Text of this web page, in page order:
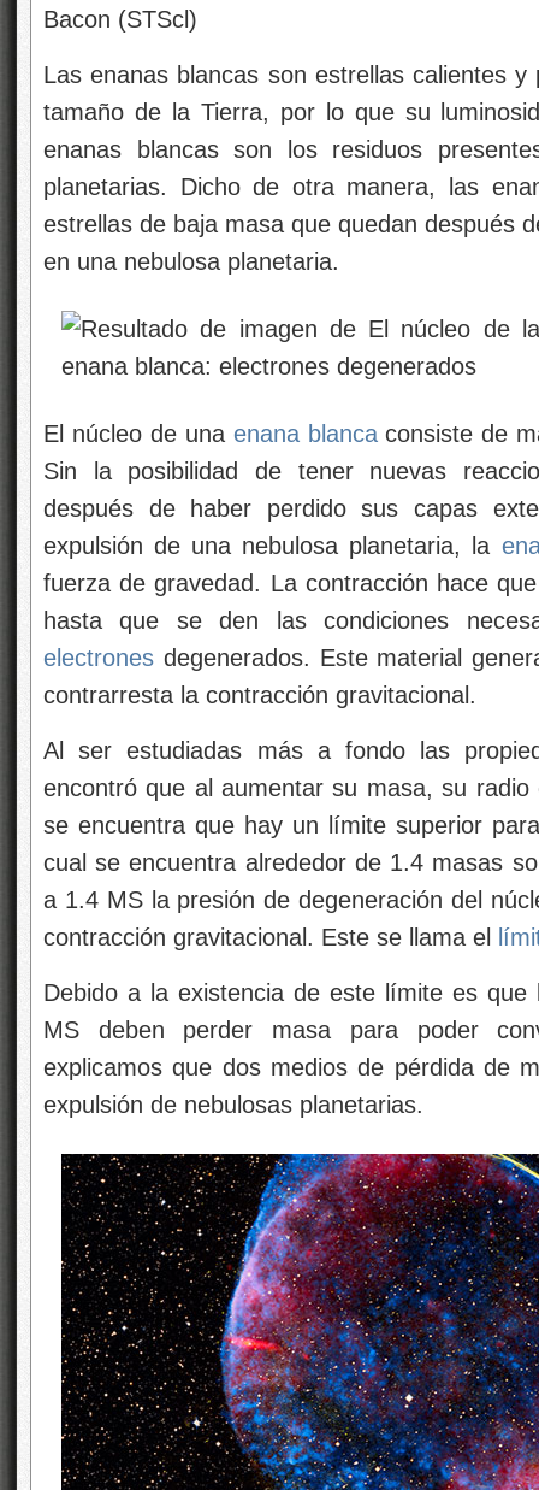
Bacon (STScl)
Las enanas blancas son estrellas calientes
tamaño de la Tierra, por lo que su
enanas blancas son los residuos
planetarias. Dicho de otra manera, las
estrellas de baja masa que quedan después
en una nebulosa planetaria.
El núcleo de una enana blancaconsiste de
Sin la posibilidad de tener nuevas
después de haber perdido sus capas
expulsión de una nebulosa planetaria, la
fuerza de gravedad. La contracción hace
hasta que se den las condiciones
electrones degenerados. Este material
contrarresta la contracción gravitacional.
Al ser estudiadas más a fondo las
encontró que al aumentar su masa, su radio
se encuentra que hay un límite superior
cual se encuentra alrededor de 1.4 masas
a 1.4 MS la presión de degeneración del
contracción gravitacional. Este se llama el
Debido a la existencia de este límite es
MS deben perder masa para poder
explicamos que dos medios de pérdida de
expulsión de nebulosas planetarias.